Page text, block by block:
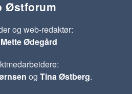
Østforum
og web-redaktør:
Ødegård
og Tina Østberg.